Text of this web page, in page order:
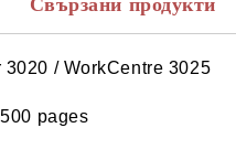
Свързани продукти
/ WorkCentre 3025
pages